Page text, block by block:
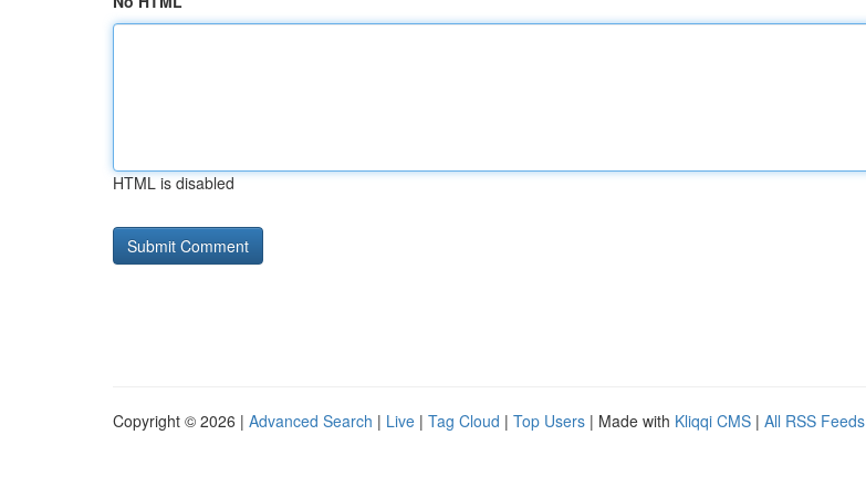
HTML is disabled
Copyright © 2026 | Advanced Search | Live | Tag Cloud | Top Users | Made with Kliqqi CMS | All RSS Feeds